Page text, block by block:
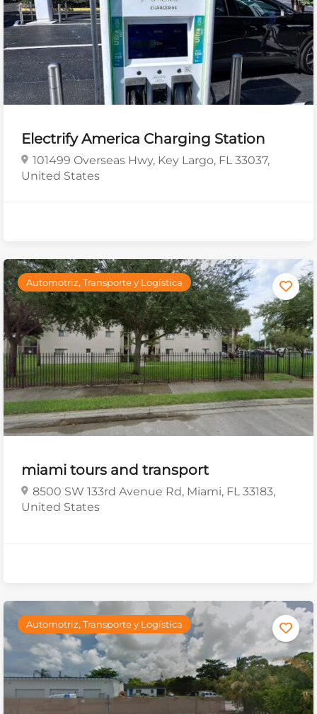
Electrify America Charging Station
101499 Overseas Hwy, Key Largo, FL 33037,
United States
Automotriz, Transporte y Logística
miami tours and transport
8500 SW 133rd Avenue Rd, Miami, FL 33183,
United States
Automotriz, Transporte y Logística